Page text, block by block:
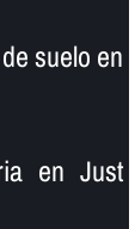
suelo en
en Just